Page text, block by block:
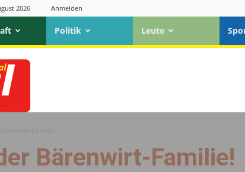
2026 Anmelden
Politik Leute
Bärenwirt-Familie!